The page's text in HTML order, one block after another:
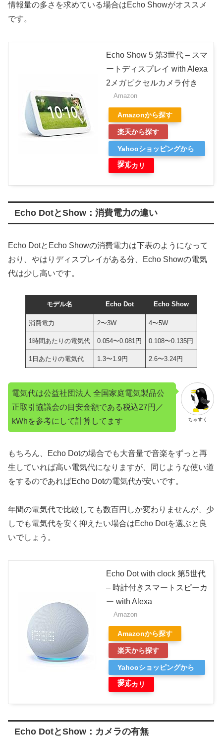
情報量の多さを求めている場合はEcho Showがオススメ
です。
Echo Show 5 第3世代 – スマ
ートディスプレイ with Alexa
2メガピクセルカメラ付き
Amazon
Amazonから探す
楽天から探す
Yahooショッピングから
探す
メルカリ
Echo DotとShow：消費電力の違い
Echo DotとEcho Showの消費電力は下表のようになって
おり、やはりディスプレイがある分、Echo Showの電気
代は少し高いです。
モデル名 Echo Dot Echo Show
消費電力 2〜3W 4〜5W
1時間あたりの電気代 0.054〜0.081円 0.108〜0.135円
1日あたりの電気代 1.3〜1.9円 2.6〜3.24円
ちゃすく
電気代は公益社団法人 全国家庭電気製品公
正取引協議会の目安金額である税込27円／
kWhを参考にして計算してます
もちろん、Echo Dotの場合でも大音量で音楽をずっと再
生していれば高い電気代になりますが、同じような使い道
をするのであればEcho Dotの電気代が安いです。
年間の電気代で比較しても数百円しか変わりませんが、少
しでも電気代を安く抑えたい場合はEcho Dotを選ぶと良
いでしょう。
Echo Dot with clock 第5世代
– 時計付きスマートスピーカ
ー with Alexa
Amazon
Amazonから探す
楽天から探す
Yahooショッピングから
探す
メルカリ
Echo DotとShow：カメラの有無